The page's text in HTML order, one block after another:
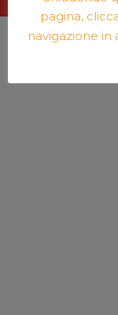
pagina,
navigazione in